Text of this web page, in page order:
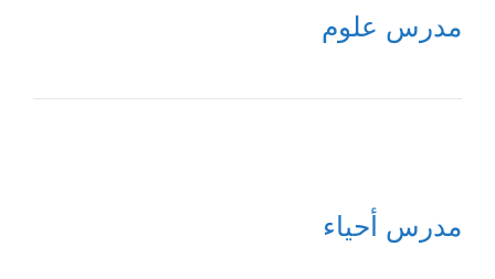
مدرس علوم
مدرس أحياء